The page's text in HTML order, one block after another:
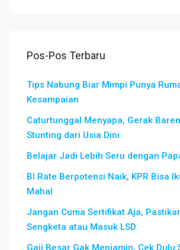
Pos-Pos Terbaru
Tips Nabung Biar Mimpi Punya
Kesampaian
Caturtunggal Menyapa, Gerak
Stunting dari Usia Dini
Belajar Jadi Lebih Seru dengan
BI Rate Berpotensi Naik, KPR Bisa
Mahal
Jangan Cuma Sertifikat Aja,
Sengketa atau Masuk LSD
Gaji Besar Gak Menjamin, Cek Dulu